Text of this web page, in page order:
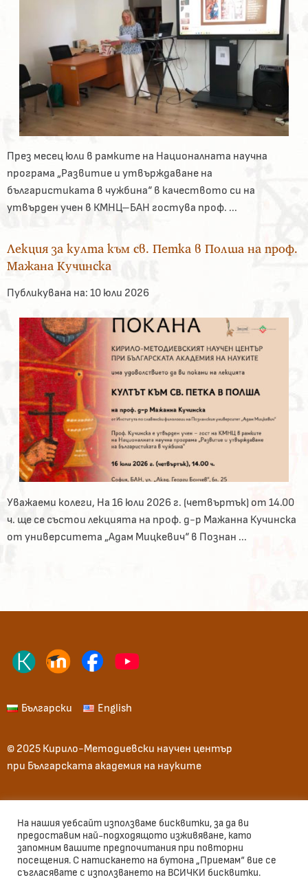
През месец юли в рамките на Националната научна
програма „Развитие и утвърждаване на
българистиката в чужбина“ в качеството си на
утвърден учен в КМНЦ–БАН гостува проф. ...
Лекция за култа към св. Петка в Полша на проф.
Мажана Кучинска
Публикувана на: 10 юли 2026
Уважаеми колеги, На 16 юли 2026 г. (четвъртък) от 14.00
ч. ще се състои лекцията на проф. д-р Мажанна Кучинска
от университета „Адам Мицкевич“ в Познан ...
Български English
© 2025 Кирило-Методиевски научен център
при Българската академия на науките
Използван шрифт: Велека, Sofia Sans
На нашия уебсайт използваме бисквитки, за да ви
предоставим най-подходящото изживяване, като
запомним вашите предпочитания при повторни
посещения. С натискането на бутона „Приемам“ вие се
съгласявате с използването на ВСИЧКИ бисквитки.